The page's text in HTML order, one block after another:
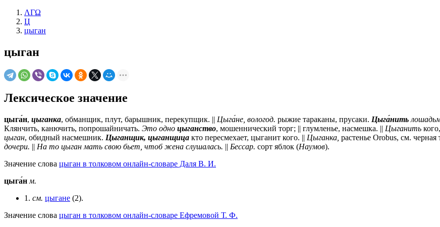
ΛΓΩ
Ц
цыган
цыган
Лексическое значение
цыга́н, цыганка, обманщик, плут, барышник, перекупщик. || Цыга́не, вологод. рыжие тараканы, прусаки. Цыга́нить
Клянчить, канючить, попрошайничать. Это одно цыганство, мошеннический торг; || глумленье, насмешка. || Цыганить
цыган, обидный насмешник. Цыганщик, цыганщица кто пересмехает, цыганит кого. || Цыганка, растенье Orobus, см. черная
дочери. || На то цыган мать свою бьет, чтоб жена слушалась. || Бессар. сорт яблок (Наумов).
Значение слова цыган в толковом онлайн-словаре Даля В. И.
цыга́н м.
1. см. цыгане (2).
Значение слова цыган в толковом онлайн-словаре Ефремовой Т. Ф.